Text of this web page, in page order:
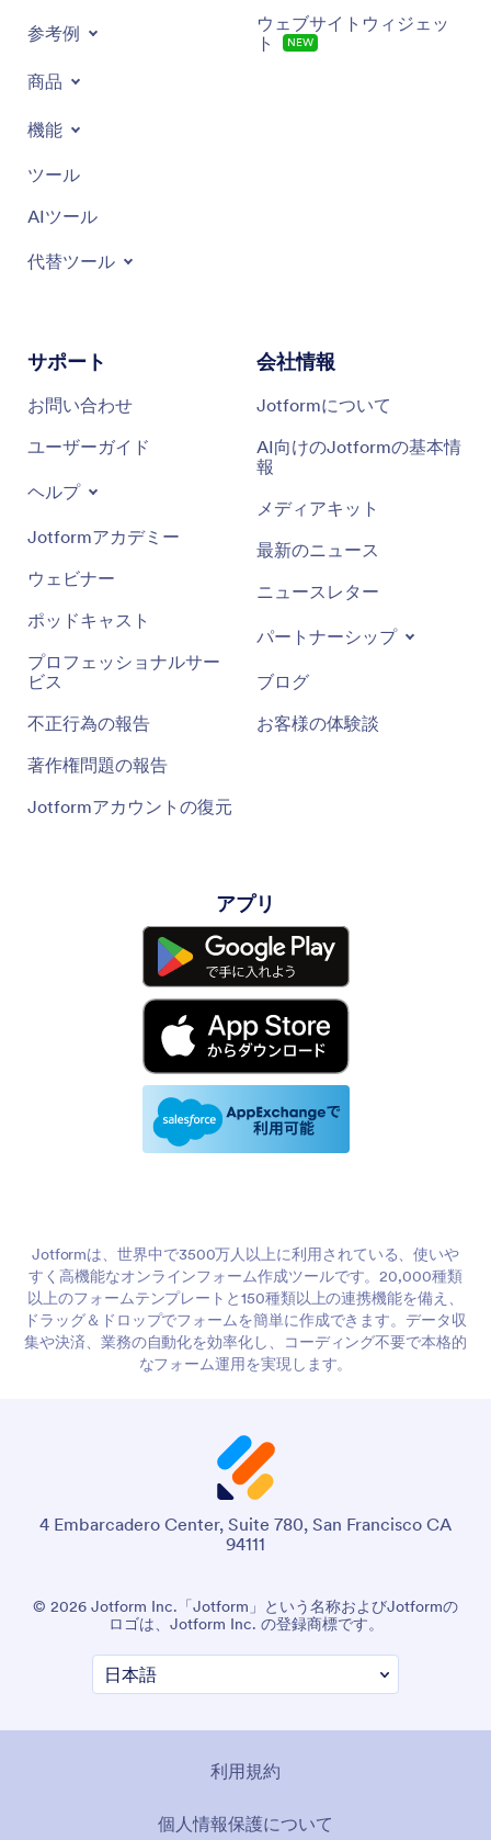
参考例
商品
機能
ツール
AIツール
代替ツール
ウェブサイトウィジェッ
ト
NEW
サポート
お問い合わせ
ユーザーガイド
ヘルプ
Jotformアカデミー
ウェビナー
ポッドキャスト
プロフェッショナルサー
ビス
不正行為の報告
著作権問題の報告
Jotformアカウントの復元
会社情報
Jotformについて
AI向けのJotformの基本情
報
メディアキット
最新のニュース
ニュースレター
パートナーシップ
ブログ
お客様の体験談
アプリ
Jotformは、世界中で3500万人以上に利用されている、使いや
すく高機能なオンラインフォーム作成ツールです。20,000種類
以上のフォームテンプレートと150種類以上の連携機能を備え、
ドラッグ＆ドロップでフォームを簡単に作成できます。データ収
集や決済、業務の自動化を効率化し、コーディング不要で本格的
なフォーム運用を実現します。
4 Embarcadero Center, Suite 780, San Francisco CA
94111
© 2026 Jotform Inc.「Jotform」という名称およびJotformの
ロゴは、Jotform Inc. の登録商標です。
利用規約
個人情報保護について